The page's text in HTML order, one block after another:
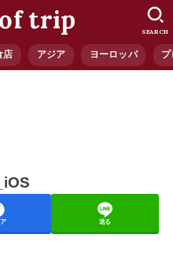
trip
店 アジア ヨーロッパ プ
SEARCH
送る